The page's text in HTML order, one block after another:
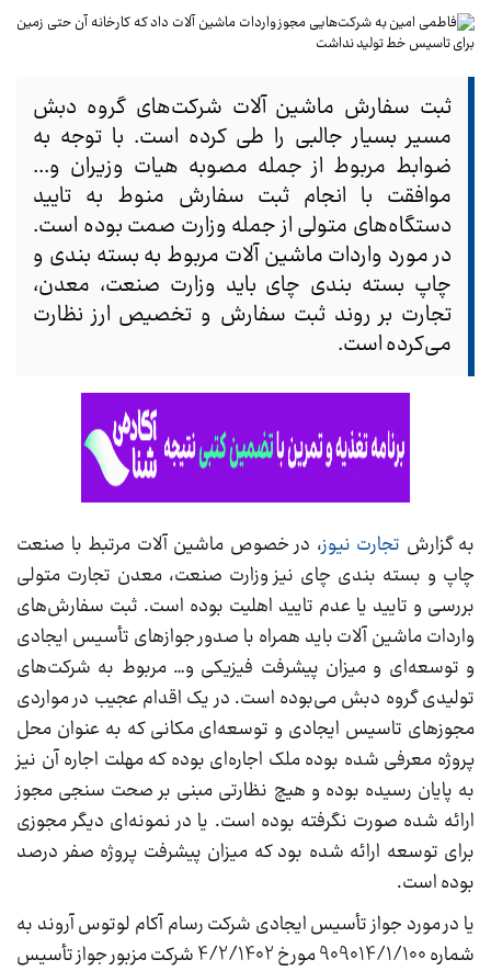
ثبت سفارش ماشین آلات شرکت‌های گروه دبش
مسیر بسیار جالبی را طی کرده است. با توجه به
ضوابط مربوط از جمله مصوبه هیات وزیران و...
موافقت با انجام ثبت سفارش منوط به تایید
دستگاه‌های متولی از جمله وزارت صمت بوده است.
در مورد واردات ماشین آلات مربوط به بسته بندی و
چاپ بسته بندی چای باید وزارت صنعت، معدن،
تجارت بر روند ثبت سفارش و تخصیص ارز نظارت
می‌کرده است.
به گزارش تجارت نیوز، در خصوص ماشین آلات مرتبط با صنعت
چاپ و بسته بندی چای نیز وزارت صنعت، معدن تجارت متولی
بررسی و تایید یا عدم تایید اهلیت بوده است. ثبت سفارش‌های
واردات ماشین آلات باید همراه با صدور جوازهای تأسیس ایجادی
و توسعه‌ای و میزان پیشرفت فیزیکی و… مربوط به شرکت‌های
تولیدی گروه دبش می‌بوده است. در یک اقدام عجیب در مواردی
مجوزهای تاسیس ایجادی و توسعه‌ای مکانی که به عنوان محل
پروژه معرفی شده بوده ملک اجاره‌ای بوده که مهلت اجاره آن نیز
به پایان رسیده بوده و هیچ نظارتی مبنی بر صحت سنجی مجوز
ارائه شده صورت نگرفته بوده است. یا در نمونه‌ای دیگر مجوزی
برای توسعه ارائه شده بود که میزان پیشرفت پروژه صفر درصد
بوده است.
یا در مورد جواز تأسیس ایجادی شرکت رسام آکام لوتوس آروند به
شماره 909014/1/100 مورخ 4/2/1402 شرکت مزبور جواز تأسیس